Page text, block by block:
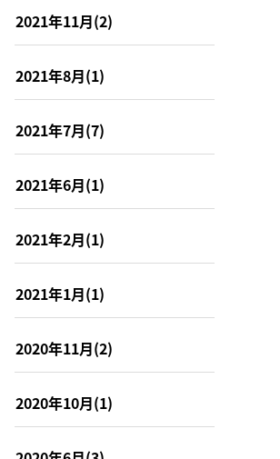
2021年11月(2)
2021年8月(1)
2021年7月(7)
2021年6月(1)
2021年2月(1)
2021年1月(1)
2020年11月(2)
2020年10月(1)